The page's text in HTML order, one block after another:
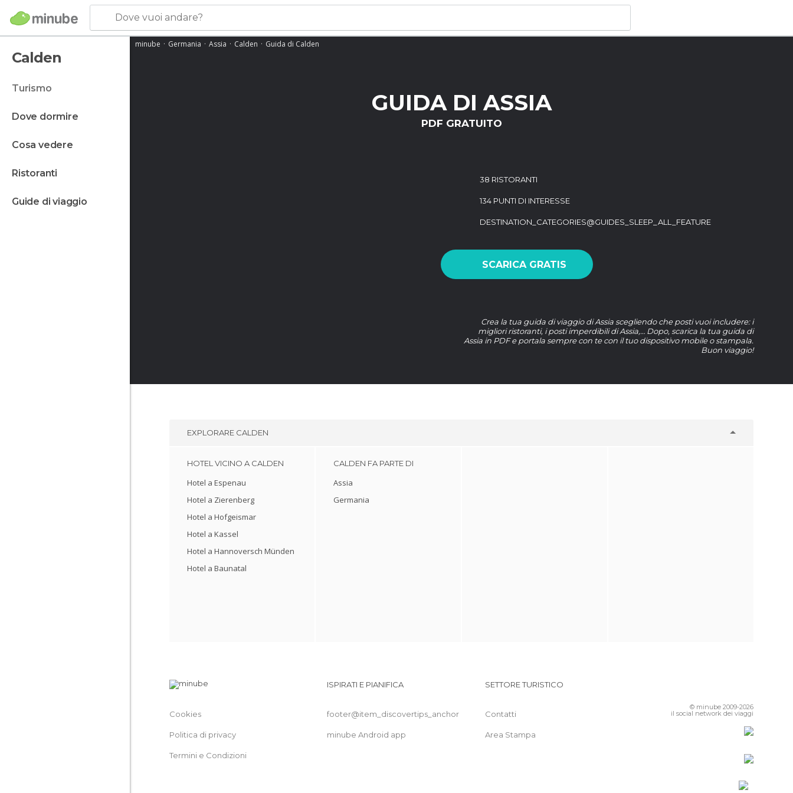
Dove vuoi andare?
Calden
turismo
dove dormire
cosa vedere
ristoranti
guide di viaggio
minube Germania Assia Calden Guida di Calden
GUIDA DI ASSIA
PDF GRATUITO
38 RISTORANTI
134 PUNTI DI INTERESSE
DESTINATION_CATEGORIES@GUIDES_SLEEP_ALL_FEATURE
SCARICA GRATIS
Crea la tua guida di viaggio di Assia scegliendo che posti vuoi includere: i
migliori ristoranti, i posti imperdibili di Assia,… Dopo, scarica la tua guida di
Assia in PDF e portala sempre con te con il tuo dispositivo mobile o stampala.
Buon viaggio!
EXPLORARE CALDEN
HOTEL VICINO A CALDEN
Hotel a Espenau
Hotel a Zierenberg
Hotel a Hofgeismar
Hotel a Kassel
Hotel a Hannoversch Münden
Hotel a Baunatal
CALDEN FA PARTE DI
Assia
Germania
Cookies
Politica di privacy
Termini e Condizioni
ISPIRATI E PIANIFICA
footer@item_discovertips_anchor
minube Android app
SETTORE TURISTICO
Contatti
Area Stampa
© minube 2009-2026
il social network dei viaggi